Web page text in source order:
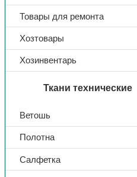
Товары для ремонта
Хозтовары
Хозинвентарь
Ткани технические
Ветошь
Полотна
Салфетка
Цвет
Отделка черный